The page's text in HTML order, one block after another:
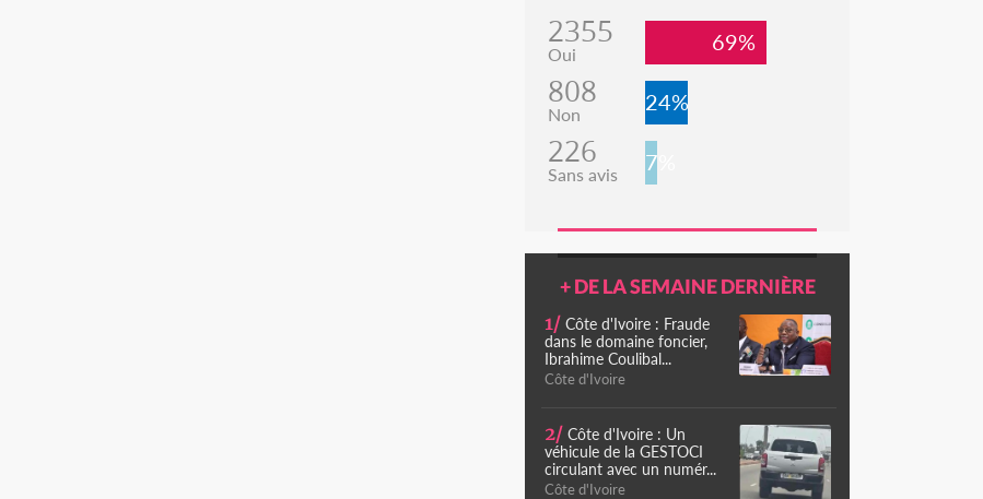
2355
Oui 69%
808
Non 24%
226
Sans avis 7%
+ DE LA SEMAINE DERNIÈRE
1/ Côte d'Ivoire : Fraude
dans le domaine foncier,
Ibrahime Coulibal...
Côte d'Ivoire
2/ Côte d'Ivoire : Un
véhicule de la GESTOCI
circulant avec un numér...
Côte d'Ivoire